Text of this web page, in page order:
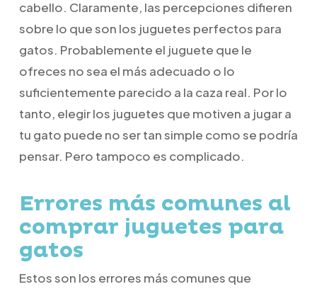
cabello. Claramente, las percepciones difieren
sobre lo que son los juguetes perfectos para
gatos. Probablemente el juguete que le
ofreces no sea el más adecuado o lo
suficientemente parecido a la caza real. Por lo
tanto, elegir los juguetes que motiven a jugar a
tu gato puede no ser tan simple como se podría
pensar. Pero tampoco es complicado.
Errores más comunes al
comprar juguetes para
gatos
Estos son los errores más comunes que